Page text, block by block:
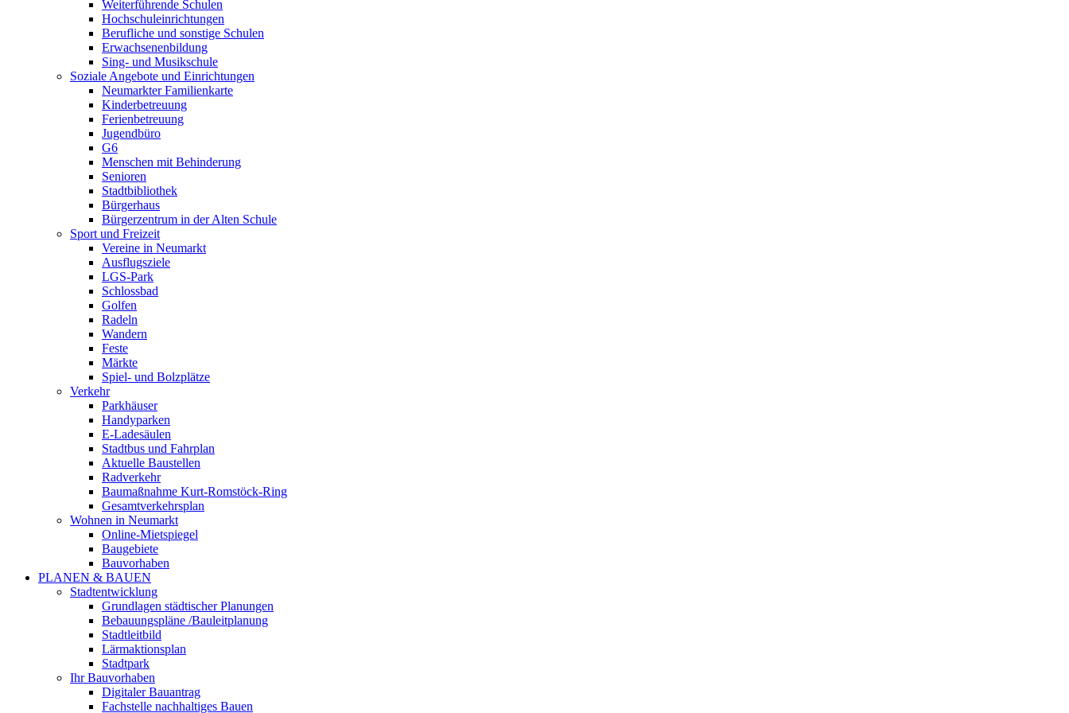
Weiterführende Schulen
Hochschuleinrichtungen
Berufliche und sonstige Schulen
Erwachsenenbildung
Sing- und Musikschule
Soziale Angebote und Einrichtungen
Neumarkter Familienkarte
Kinderbetreuung
Ferienbetreuung
Jugendbüro
G6
Menschen mit Behinderung
Senioren
Stadtbibliothek
Bürgerhaus
Bürgerzentrum in der Alten Schule
Sport und Freizeit
Vereine in Neumarkt
Ausflugsziele
LGS-Park
Schlossbad
Golfen
Radeln
Wandern
Feste
Märkte
Spiel- und Bolzplätze
Verkehr
Parkhäuser
Handyparken
E-Ladesäulen
Stadtbus und Fahrplan
Aktuelle Baustellen
Radverkehr
Baumaßnahme Kurt-Romstöck-Ring
Gesamtverkehrsplan
Wohnen in Neumarkt
Online-Mietspiegel
Baugebiete
Bauvorhaben
PLANEN & BAUEN
Stadtentwicklung
Grundlagen städtischer Planungen
Bebauungspläne /Bauleitplanung
Stadtleitbild
Lärmaktionsplan
Stadtpark
Ihr Bauvorhaben
Digitaler Bauantrag
Fachstelle nachhaltiges Bauen